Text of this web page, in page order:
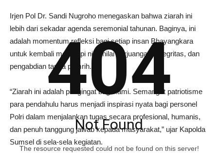
Irjen Pol Dr. Sandi Nugroho menegaskan bahwa ziarah ini
lebih dari sekadar agenda seremonial tahunan. Baginya, ini
adalah momentum refleksi bagi setiap insan Bhayangkara
untuk kembali meresapi nilai-nilai perjuangan, integritas, dan
pengabdian tanpa pamrih.
“Ziarah ini adalah pengingat bagi kami. Semangat patriotisme
para pendahulu harus menjadi inspirasi nyata bagi personel
Polri dalam menjalankan tugas secara profesional, humanis,
dan penuh tanggung jawab kepada masyarakat,” ujar Kapolda
Sumsel di sela-sela kegiatan.
404
Not Found
The resource requested could not be found on this server!